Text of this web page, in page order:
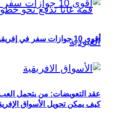
عقد التعويضات: من يتحمل
أقوى 10 جوازات سفر في إفريقيا لعام 2026
كيف يمكن تحويل الأسواق